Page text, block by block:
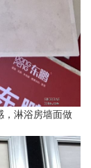
，淋浴房墙面做